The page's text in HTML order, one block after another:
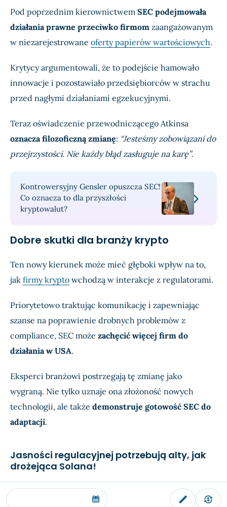
Pod poprzednim kierownictwem SEC podejmowała
działania prawne przeciwko firmom zaangażowanym
w niezarejestrowane oferty papierów wartościowych.
Krytycy argumentowali, że to podejście hamowało
innowacje i pozostawiało przedsiębiorców w strachu
przed nagłymi działaniami egzekucyjnymi.
Teraz oświadczenie przewodniczącego Atkinsa
oznacza filozoficzną zmianę: “Jesteśmy zobowiązani do
przejrzystości. Nie każdy błąd zasługuje na karę”.
Kontrowersyjny Gensler opuszcza SEC!
Co oznacza to dla przyszłości
kryptowalut?
Dobre skutki dla branży krypto
Ten nowy kierunek może mieć głęboki wpływ na to,
jak firmy krypto wchodzą w interakcje z regulatorami.
Priorytetowo traktując komunikację i zapewniając
szanse na poprawienie drobnych problemów z
compliance, SEC może zachęcić więcej firm do
działania w USA.
Eksperci branżowi postrzegają tę zmianę jako
wygraną. Nie tylko uznaje ona złożoność nowych
technologii, ale także demonstruje gotowość SEC do
adaptacji.
Jasności regulacyjnej potrzebują alty, jak
drożejąca Solana!